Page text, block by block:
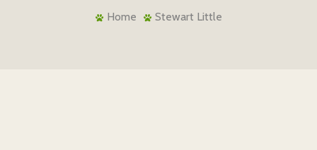
Home Stewart Little